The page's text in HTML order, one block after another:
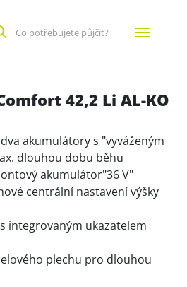
42,2 Li AL-KO
akumulátory s "vyváženým
dlouhou dobu běhu
akumulátor"36 V"
centrální nastavení výšky
integrovaným ukazatelem
plechu pro dlouhou